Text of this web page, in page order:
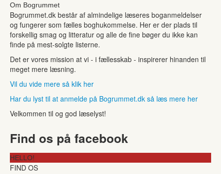
Om Bogrummet
Bogrummet.dk består af almindelige læseres boganmeldelser
og fungerer som fælles boghukommelse. Her er der plads til
forskellig smag og litteratur og alle de fine bøger du ikke kan
finde på mest-solgte listerne.
Det er vores mission at vi - i fællesskab - inspirerer hinanden til
meget mere læsning.
Vil du vide mere så klik her
Har du lyst til at anmelde på Bogrummet.dk så læs mere her
Velkommen til og god læselyst!
Find os på facebook
HELLO!
FIND OS